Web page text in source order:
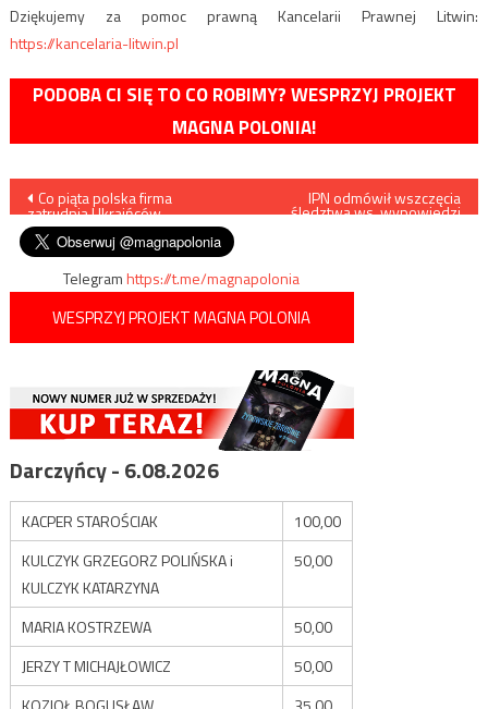
Dziękujemy za pomoc prawną Kancelarii Prawnej Litwin:
https://kancelaria-litwin.pl
PODOBA CI SIĘ TO CO ROBIMY? WESPRZYJ PROJEKT
MAGNA POLONIA!
Nawigacja
wpisu
Co piąta polska firma
zatrudnia Ukraińców
IPN odmówił wszczęcia
śledztwa ws. wypowiedzi
Telegramhttps://t.me/magnapolonia
WESPRZYJ PROJEKT MAGNA POLONIA
Darczyńcy - 6.08.2026
KACPER STAROŚCIAK
100,00
KULCZYK GRZEGORZ POLIŃSKA i
KULCZYK KATARZYNA
50,00
MARIA KOSTRZEWA
50,00
JERZY T MICHAJŁOWICZ
50,00